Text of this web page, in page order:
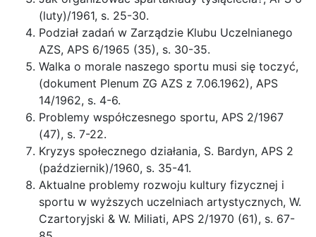
(luty)/1961, s. 25-30.
Podział zadań w Zarządzie Klubu Uczelnianego
AZS, APS 6/1965 (35), s. 30-35.
Walka o morale naszego sportu musi się toczyć,
(dokument Plenum ZG AZS z 7.06.1962), APS
14/1962, s. 4-6.
Problemy współczesnego sportu, APS 2/1967
(47), s. 7-22.
Kryzys społecznego działania, S. Bardyn, APS 2
(październik)/1960, s. 35-41.
Aktualne problemy rozwoju kultury fizycznej i
sportu w wyższych uczelniach artystycznych, W.
Czartoryjski & W. Miliati, APS 2/1970 (61), s. 67-